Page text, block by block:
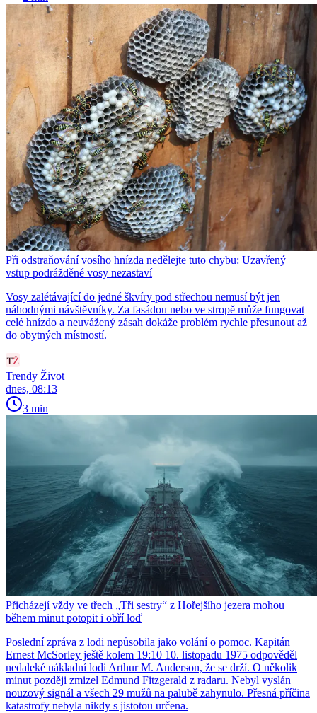
Při odstraňování vosího hnízda nedělejte tuto chybu: Uzavřený
vstup podrážděné vosy nezastaví
Vosy zalétávající do jedné škvíry pod střechou nemusí být jen
náhodnými návštěvníky. Za fasádou nebo ve stropě může fungovat
celé hnízdo a neuvážený zásah dokáže problém rychle přesunout až
do obytných místností.
Trendy Život
dnes, 08:13
3 min
Přicházejí vždy ve třech „Tři sestry“ z Hořejšího jezera mohou
během minut potopit i obří loď
Poslední zpráva z lodi nepůsobila jako volání o pomoc. Kapitán
Ernest McSorley ještě kolem 19:10 10. listopadu 1975 odpověděl
nedaleké nákladní lodi Arthur M. Anderson, že se drží. O několik
minut později zmizel Edmund Fitzgerald z radaru. Nebyl vyslán
nouzový signál a všech 29 mužů na palubě zahynulo. Přesná příčina
katastrofy nebyla nikdy s jistotou určena.